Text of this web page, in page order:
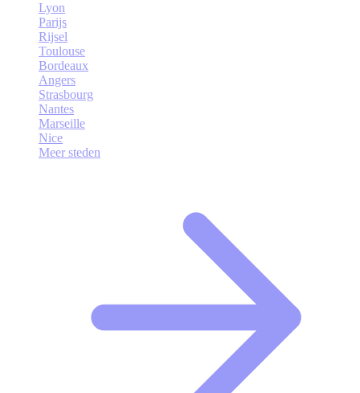
Lyon
Parijs
Rijsel
Toulouse
Bordeaux
Angers
Strasbourg
Nantes
Marseille
Nice
Meer steden